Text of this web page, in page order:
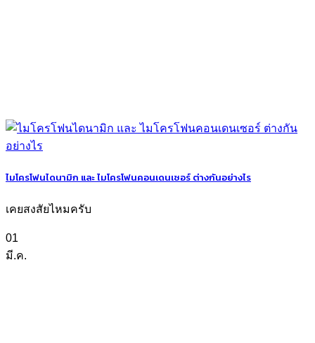
ไมโครโฟนไดนามิก และ ไมโครโฟนคอนเดนเซอร์ ต่างกันอย่างไร
เคยสงสัยไหมครับ
01
มี.ค.